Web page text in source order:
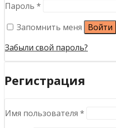
Пароль *
Запомнить меня
Войти
Забыли свой пароль?
Регистрация
Имя пользователя *